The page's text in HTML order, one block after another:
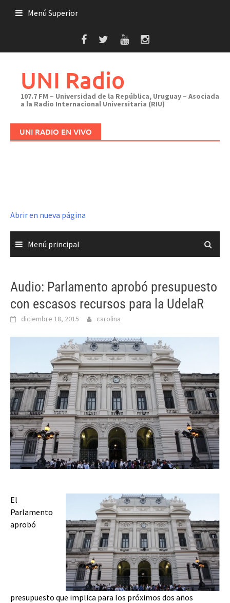
Menú Superior
UNI Radio
107.7 FM – Universidad de la República, Uruguay – Asociada
a la Radio Internacional Universitaria (RIU)
UNI RADIO EN VIVO
Abrir en nueva página
Menú principal
Audio: Parlamento aprobó presupuesto
con escasos recursos para la UdelaR
diciembre 18, 2015 carolina
El
Parlamento
aprobó
presupuesto que implica para los próximos dos años